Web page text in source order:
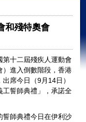
和殘特奧會
十二屆殘疾人運動會
）進入倒數階段，香港
席今日（9月14日）
工誓師典禮」，承諾全
誓師典禮今日在伊利沙